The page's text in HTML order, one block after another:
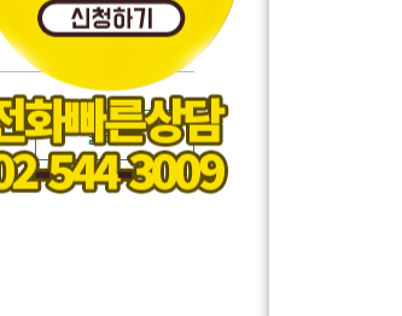
2026-08-03
글쓰기